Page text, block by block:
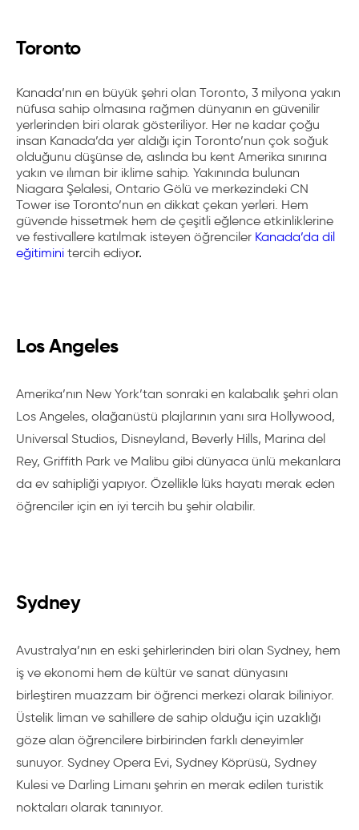
Toronto
Kanada’nın en büyük şehri olan Toronto, 3 milyona yakın
nüfusa sahip olmasına rağmen dünyanın en güvenilir
yerlerinden biri olarak gösteriliyor. Her ne kadar çoğu
insan Kanada’da yer aldığı için Toronto’nun çok soğuk
olduğunu düşünse de, aslında bu kent Amerika sınırına
yakın ve ılıman bir iklime sahip. Yakınında bulunan
Niagara Şelalesi, Ontario Gölü ve merkezindeki CN
Tower ise Toronto’nun en dikkat çekan yerleri. Hem
güvende hissetmek hem de çeşitli eğlence etkinliklerine
ve festivallere katılmak isteyen öğrenciler Kanada’da dil
eğitimini tercih ediyor.
Los Angeles
Amerika’nın New York’tan sonraki en kalabalık şehri olan
Los Angeles, olağanüstü plajlarının yanı sıra Hollywood,
Universal Studios, Disneyland, Beverly Hills, Marina del
Rey, Griffith Park ve Malibu gibi dünyaca ünlü mekanlara
da ev sahipliği yapıyor. Özellikle lüks hayatı merak eden
öğrenciler için en iyi tercih bu şehir olabilir.
Sydney
Avustralya’nın en eski şehirlerinden biri olan Sydney, hem
iş ve ekonomi hem de kültür ve sanat dünyasını
birleştiren muazzam bir öğrenci merkezi olarak biliniyor.
Üstelik liman ve sahillere de sahip olduğu için uzaklığı
göze alan öğrencilere birbirinden farklı deneyimler
sunuyor. Sydney Opera Evi, Sydney Köprüsü, Sydney
Kulesi ve Darling Limanı şehrin en merak edilen turistik
noktaları olarak tanınıyor.